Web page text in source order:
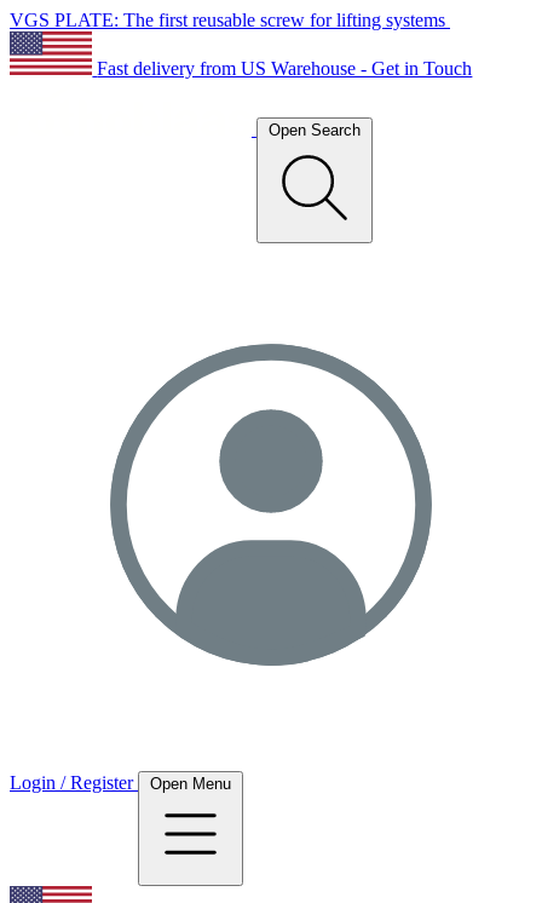
VGS PLATE: The first reusable screw for lifting systems
Fast delivery from US Warehouse - Get in Touch
Open Search
Login / Register Open Menu